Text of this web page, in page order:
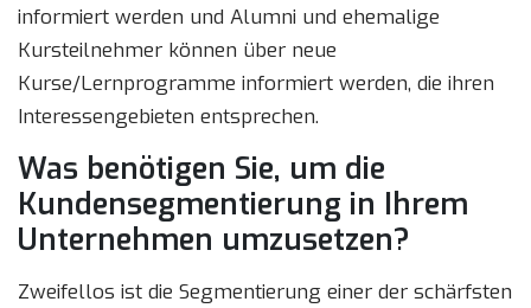
informiert werden und Alumni und ehemalige
Kursteilnehmer können über neue
Kurse/Lernprogramme informiert werden, die ihren
Interessengebieten entsprechen.
Was benötigen Sie, um die
Kundensegmentierung in Ihrem
Unternehmen umzusetzen?
Zweifellos ist die Segmentierung einer der schärfsten